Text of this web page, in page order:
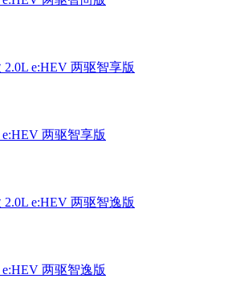
e:HEV 两驱智享版
两驱智享版
e:HEV 两驱智逸版
两驱智逸版